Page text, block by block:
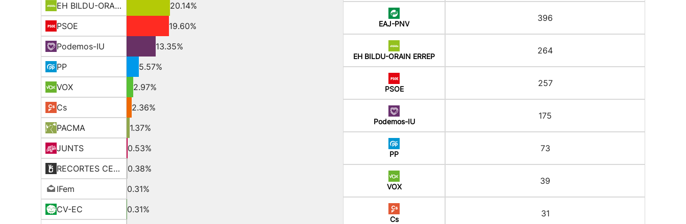
EH BILDU-ORAIN ERREP
20.14%
PSOE
19.60%
Podemos-IU
13.35%
PP
5.57%
VOX
2.97%
Cs
2.36%
PACMA
1.37%
JUNTS
0.53%
RECORTES CERO-LV-GVE
0.38%
IFem
0.31%
CV-EC
0.31%
EAJ-PNV
396
EH BILDU-ORAIN ERREP
264
PSOE
257
Podemos-IU
175
PP
73
VOX
39
Cs
31